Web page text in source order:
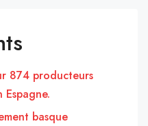
874 producteurs
Espagne.
basque